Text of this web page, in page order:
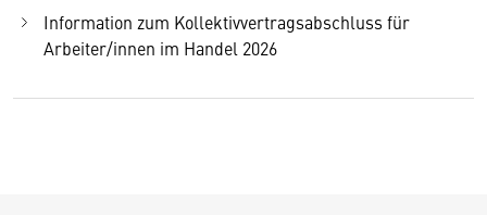
Information zum Kollektivvertragsabschluss für
Arbeiter/innen im Handel 2026